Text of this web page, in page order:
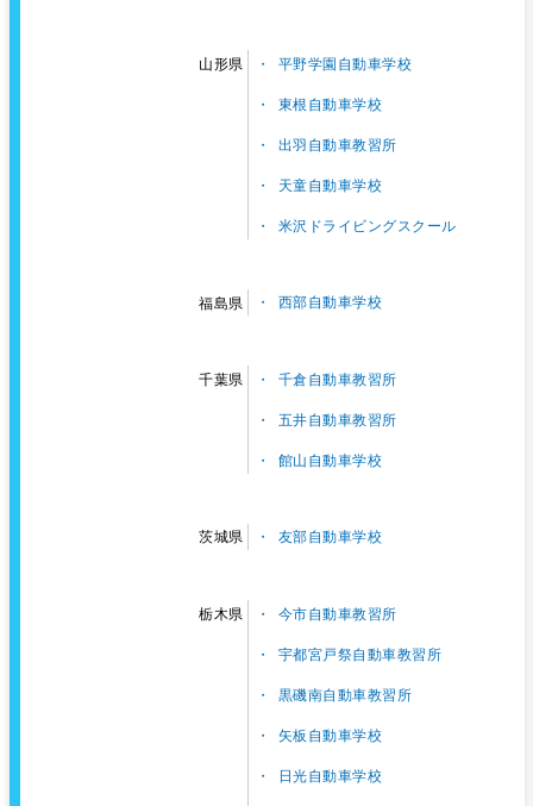
山形県 平野学園自動車学校
東根自動車学校
出羽自動車教習所
天童自動車学校
米沢ドライビングスクール
福島県 西部自動車学校
千葉県 千倉自動車教習所
五井自動車教習所
館山自動車学校
茨城県 友部自動車学校
栃木県 今市自動車教習所
宇都宮戸祭自動車教習所
黒磯南自動車教習所
矢板自動車学校
日光自動車学校